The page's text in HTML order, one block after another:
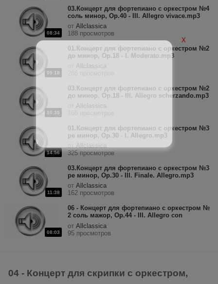
08:34
03.Концерт для фортепиано с оркестром №4
соль минор, Op.40 - III. Allegro vivace.mp3
от Allclassica
188 просмотров
09:18
01.Концерт для фортепиано с оркестром №2
до минор, Op.18 - I. Moderato.mp3
Allclassica
10:35
03.Концерт для фортепиано с оркестром №2
до минор, Op.18 - III. Allegro scherzando.mp3
Allclassica
14:56
01.Концерт для фортепиано с оркестром №3
ре минор, Op.30 - I. Allegro.mp3
отAllclassica
325 просмотров
11:38
03.Концерт для фортепиано с оркестром №3
ре минор, Op.30 - III. Finale. Allegro.mp3
от Allclassica
162 просмотров
08:03
06 - Концерт для фортепиано с оркестром №
2 соль мажор, Op.44 - III. Allegro con
fuoco.mp3
от Allclassica
95 просмотров
04 - Концерт для скрипки с оркестром,
X